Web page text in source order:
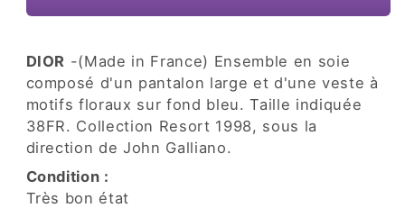
DIOR -(Made in France) Ensemble en soie
composé d'un pantalon large et d'une veste à
motifs floraux sur fond bleu. Taille indiquée
38FR. Collection Resort 1998, sous la
direction de John Galliano.
Condition :
Très bon état